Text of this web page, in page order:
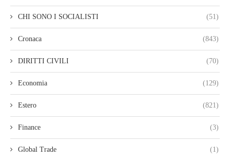
CHI SONO I SOCIALISTI (51)
Cronaca (843)
DIRITTI CIVILI (70)
Economia (129)
Estero (821)
Finance (3)
Global Trade (1)